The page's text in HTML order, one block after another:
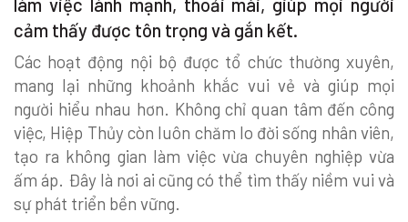
làm việc lành mạnh, thoải mái, giúp mọi người
cảm thấy được tôn trọng và gắn kết.
Các hoạt động nội bộ được tổ chức thường xuyên,
mang lại những khoảnh khắc vui vẻ và giúp mọi
người hiểu nhau hơn. Không chỉ quan tâm đến công
việc, Hiệp Thủy còn luôn chăm lo đời sống nhân viên,
tạo ra không gian làm việc vừa chuyên nghiệp vừa
ấm áp. Đây là nơi ai cũng có thể tìm thấy niềm vui và
sự phát triển bền vững.